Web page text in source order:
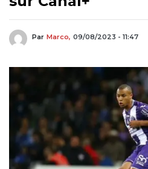
Par Marco, 09/08/2023 - 11:47